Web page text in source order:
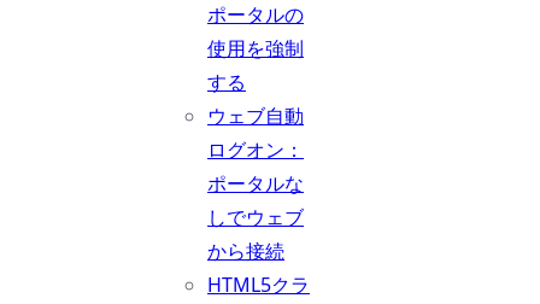
ポータルの
使用を強制
する
ウェブ自動
ログオン：
ポータルな
しでウェブ
から接続
HTML5クラ